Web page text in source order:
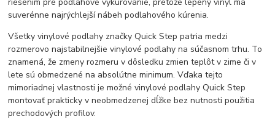
riešením pre podlahové vykurovanie, pretože lepený vinyl ma
suverénne najrýchlejší nábeh podlahového kúrenia.
Všetky vinylové podlahy značky Quick Step patria medzi
rozmerovo najstabilnejšie vinylové podlahy na súčasnom trhu. To
znamená, že zmeny rozmeru v dôsledku zmien teplôt v zime či v
lete sú obmedzené na absolútne minimum. Vďaka tejto
mimoriadnej vlastnosti je možné vinylové podlahy Quick Step
montovať prakticky v neobmedzenej dĺžke bez nutnosti použitia
prechodových profilov.